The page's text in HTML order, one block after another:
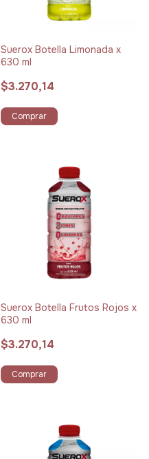
Suerox Botella Limonada x
630 ml
$3.270,14
Comprar
Suerox Botella Frutos Rojos x
630 ml
$3.270,14
Comprar